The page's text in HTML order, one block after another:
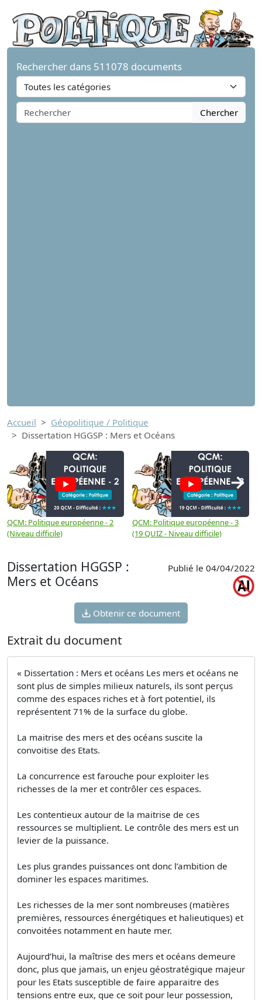
Rechercher dans 511078 documents
Chercher
Accueil
Géopolitique / Politique
Dissertation HGGSP : Mers et Océans
QCM: Politique européenne - 2
(Niveau difficile)
QCM: Politique européenne - 3
(19 QUIZ - Niveau difficile)
→
Dissertation HGGSP :
Mers et Océans
Publié le 04/04/2022
Obtenir ce document
Extrait du document
« Dissertation : Mers et océans Les mers et océans ne
sont plus de simples milieux naturels, ils sont perçus
comme des espaces riches et à fort potentiel, ils
représentent 71% de la surface du globe.
La maitrise des mers et des océans suscite la
convoitise des Etats.
La concurrence est farouche pour exploiter les
richesses de la mer et contrôler ces espaces.
Les contentieux autour de la maitrise de ces
ressources se multiplient. Le contrôle des mers est un
levier de la puissance.
Les plus grandes puissances ont donc l’ambition de
dominer les espaces maritimes.
Les richesses de la mer sont nombreuses (matières
premières, ressources énergétiques et halieutiques) et
convoitées notamment en haute mer.
Aujourd’hui, la maîtrise des mers et océans demeure
donc, plus que jamais, un enjeu géostratégique majeur
pour les Etats susceptible de faire apparaitre des
tensions entre eux, que ce soit pour leur possession,